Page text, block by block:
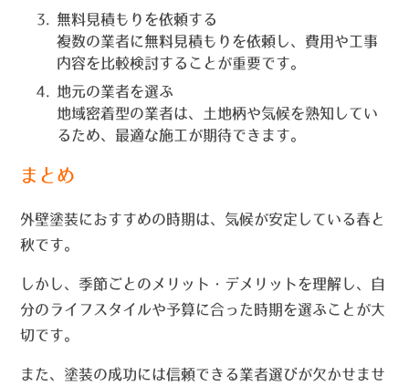
無料見積もりを依頼する
複数の業者に無料見積もりを依頼し、費用や工事
内容を比較検討することが重要です。
地元の業者を選ぶ
地域密着型の業者は、土地柄や気候を熟知してい
るため、最適な施工が期待できます。
まとめ
外壁塗装におすすめの時期は、気候が安定している春と
秋です。
しかし、季節ごとのメリット・デメリットを理解し、自
分のライフスタイルや予算に合った時期を選ぶことが大
切です。
また、塗装の成功には信頼できる業者選びが欠かせませ